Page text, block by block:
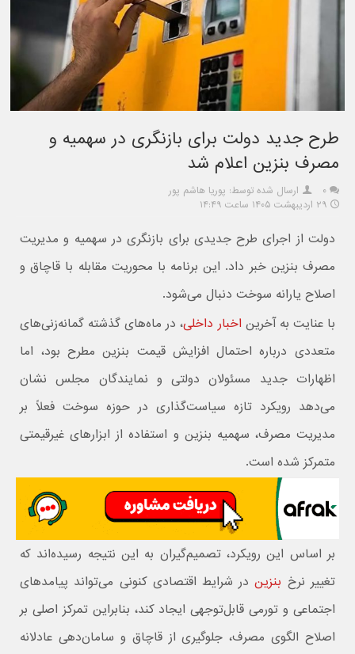
طرح جدید دولت برای بازنگری در سهمیه و
مصرف بنزین اعلام شد
۰
ارسال شده توسط: پوریا هاشم پور
۲۹ اردیبهشت ۱۴۰۵ ساعت ۱۴:۴۹
دولت از اجرای طرح جدیدی برای بازنگری در سهمیه و مدیریت
مصرف بنزین خبر داد. این برنامه با محوریت مقابله با قاچاق و
اصلاح یارانه سوخت دنبال می‌شود.
با عنایت به آخرین اخبار داخلی، در ماه‌های گذشته گمانه‌زنی‌های
متعددی درباره احتمال افزایش قیمت بنزین مطرح بود، اما
اظهارات جدید مسئولان دولتی و نمایندگان مجلس نشان
می‌دهد رویکرد تازه سیاست‌گذاری در حوزه سوخت فعلاً بر
مدیریت مصرف، سهمیه بنزین و استفاده از ابزارهای غیرقیمتی
متمرکز شده است.
بر اساس این رویکرد، تصمیم‌گیران به این نتیجه رسیده‌اند که
تغییر نرخ بنزیندر شرایط اقتصادی کنونی می‌تواند پیامدهای
اجتماعی و تورمی قابل‌توجهی ایجاد کند، بنابراین تمرکز اصلی بر
اصلاح الگوی مصرف، جلوگیری از قاچاق و سامان‌دهی عادلانه